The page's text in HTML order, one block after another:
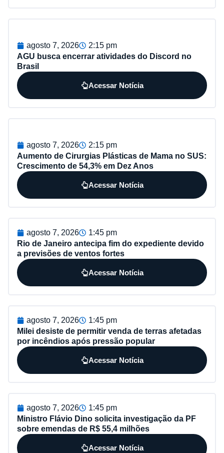
agosto 7, 2026
2:15 pm
AGU busca encerrar atividades do Discord no
Brasil
Acessar Notícia
agosto 7, 2026
2:15 pm
Aumento de Cirurgias Plásticas de Mama no SUS:
Crescimento de 54,3% em Dez Anos
Acessar Notícia
agosto 7, 2026
1:45 pm
Rio de Janeiro antecipa fim do expediente devido
a previsões de ventos fortes
Acessar Notícia
agosto 7, 2026
1:45 pm
Milei desiste de permitir venda de terras afetadas
por incêndios após pressão popular
Acessar Notícia
agosto 7, 2026
1:45 pm
Ministro Flávio Dino solicita investigação da PF
sobre emendas de R$ 55,4 milhões
Acessar Notícia